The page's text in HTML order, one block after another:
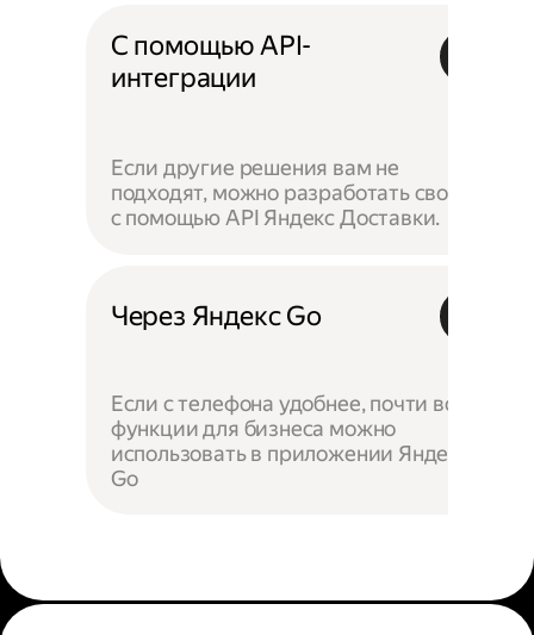
С помощью API-
интеграции
Если другие решения вам не
подходят, можно разработать своё —
с помощью API Яндекс Доставки.
Через Яндекс Go
Если с телефона удобнее, почти все
функции для бизнеса можно
использовать в приложении Яндекс
Go